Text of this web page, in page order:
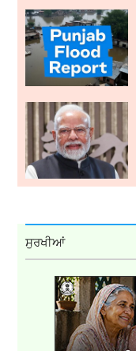
ਸੁਰਖੀਆਂ